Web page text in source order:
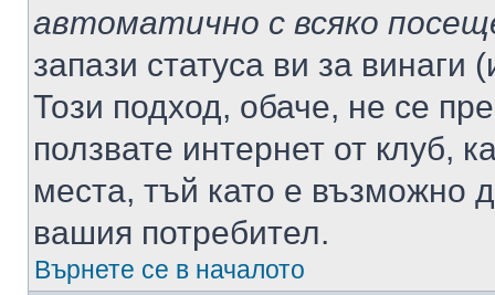
автоматично с всяко
запази статуса ви за винаги
Този подход, обаче, не се
ползвате интернет от клуб,
места, тъй като е възможно
вашия потребител.
Върнете се в началото